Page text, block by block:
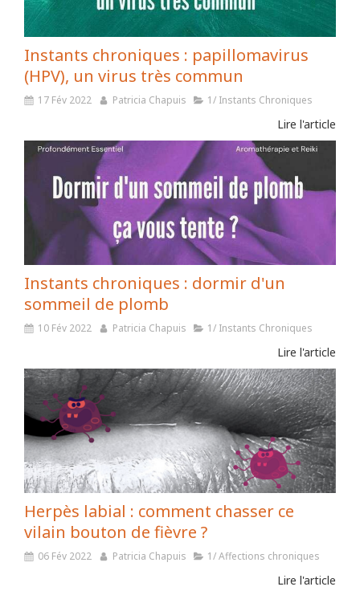
Instants chroniques : papillomavirus
(HPV), un virus très commun
17 Fév 2022 Patricia Chapuis 1/ Instants Chroniques
Lire l'article
Instants chroniques : dormir d'un
sommeil de plomb
10 Fév 2022 Patricia Chapuis 1/ Instants Chroniques
Lire l'article
Herpès labial : comment chasser ce
vilain bouton de fièvre ?
06 Fév 2022 Patricia Chapuis 1/ Affections chroniques
Lire l'article